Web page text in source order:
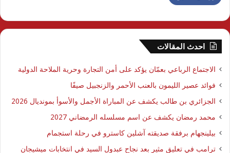
احدث المقالات
الاجتماع الرباعي بعمّان يؤكد على أمن التجارة وحرية الملاحة الدولية
فوائد عصير الليمون بالعنب الأحمر والزنجبيل صيفًا
الجزائري بن طالب يكشف عن المباراة الأجمل والأسوأ بمونديال 2026
محمد رمضان يكشف عن اسم مسلسله الرمضاني 2027
بيلينجهام برفقة صديقته آشلين كاسترو في رحلة استجمام
ترامب في تعليق مثير بعد نجاح عبدول السيد في انتخابات ميشيجان